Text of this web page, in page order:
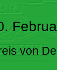
von